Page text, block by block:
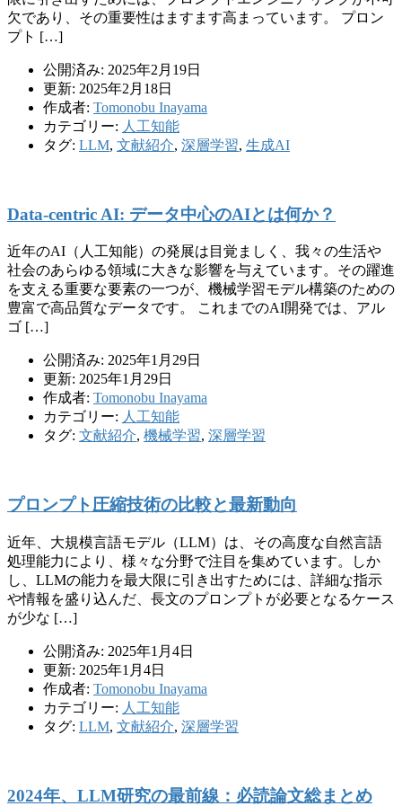
欠であり、その重要性はますます高まっています。 プロン
プト […]
公開済み: 2025年2月19日
更新: 2025年2月18日
作成者: Tomonobu Inayama
カテゴリー: 人工知能
タグ: LLM, 文献紹介, 深層学習, 生成AI
Data-centric AI: データ中心のAIとは何か？
近年のAI（人工知能）の発展は目覚ましく、我々の生活や
社会のあらゆる領域に大きな影響を与えています。その躍進
を支える重要な要素の一つが、機械学習モデル構築のための
豊富で高品質なデータです。 これまでのAI開発では、アル
ゴ […]
公開済み: 2025年1月29日
更新: 2025年1月29日
作成者: Tomonobu Inayama
カテゴリー: 人工知能
タグ: 文献紹介, 機械学習, 深層学習
プロンプト圧縮技術の比較と最新動向
近年、大規模言語モデル（LLM）は、その高度な自然言語
処理能力により、様々な分野で注目を集めています。しか
し、LLMの能力を最大限に引き出すためには、詳細な指示
や情報を盛り込んだ、長文のプロンプトが必要となるケース
が少な […]
公開済み: 2025年1月4日
更新: 2025年1月4日
作成者: Tomonobu Inayama
カテゴリー: 人工知能
タグ: LLM, 文献紹介, 深層学習
2024年、LLM研究の最前線：必読論文総まとめ